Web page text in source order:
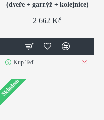
(dveře + garnýž + kolejnice)
2 662 Kč
Kup Teď
Skladem